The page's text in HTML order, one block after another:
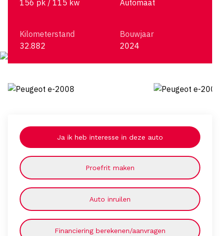
156 pk / 115 kw
Automaat
Kilometerstand
32.882
Bouwjaar
2024
Ja ik heb interesse in deze auto
Proefrit maken
Auto inruilen
Financiering berekenen/aanvragen